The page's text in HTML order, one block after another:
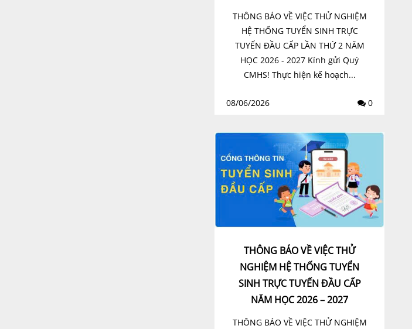
THÔNG BÁO VỀ VIỆC THỬ NGHIỆM
HỆ THỐNG TUYỂN SINH TRỰC
TUYẾN ĐẦU CẤP LẦN THỨ 2 NĂM
HỌC 2026 - 2027 Kính gửi Quý
CMHS! Thực hiện kế hoạch...
08/06/2026 0
THÔNG BÁO VỀ VIỆC THỬ
NGHIỆM HỆ THỐNG TUYỂN
SINH TRỰC TUYẾN ĐẦU CẤP
NĂM HỌC 2026 – 2027
THÔNG BÁO VỀ VIỆC THỬ NGHIỆM